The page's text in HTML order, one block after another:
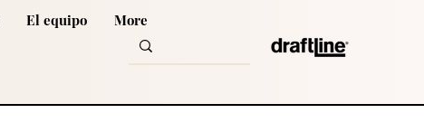
El equipo More